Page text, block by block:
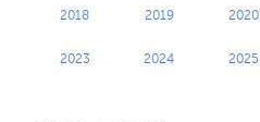
2018 2019 2020
2023 2024 2025